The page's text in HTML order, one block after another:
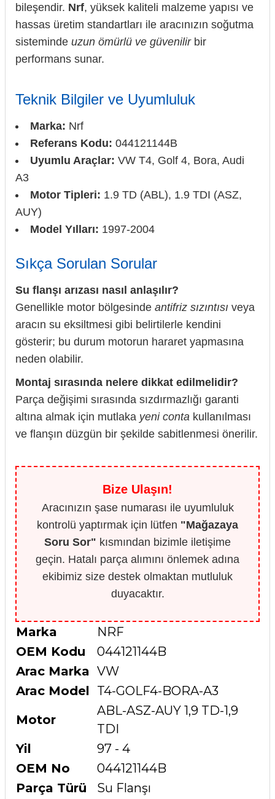
bileşendir. Nrf, yüksek kaliteli malzeme yapısı ve
hassas üretim standartları ile aracınızın soğutma
sisteminde uzun ömürlü ve güvenilirbir
performans sunar.
Teknik Bilgiler ve Uyumluluk
Marka: Nrf
Referans Kodu: 044121144B
Uyumlu Araçlar: VW T4, Golf 4, Bora, Audi
A3
Motor Tipleri: 1.9 TD (ABL), 1.9 TDI (ASZ,
AUY)
Model Yılları: 1997-2004
Sıkça Sorulan Sorular
Su flanşı arızası nasıl anlaşılır?
Genellikle motor bölgesinde antifriz sızıntısı veya
aracın su eksiltmesi gibi belirtilerle kendini
gösterir; bu durum motorun hararet yapmasına
neden olabilir.
Montaj sırasında nelere dikkat edilmelidir?
Parça değişimi sırasında sızdırmazlığı garanti
altına almak için mutlaka yeni conta kullanılması
ve flanşın düzgün bir şekilde sabitlenmesi önerilir.
Bize Ulaşın!
Aracınızın şase numarası ile uyumluluk
kontrolü yaptırmak için lütfen "Mağazaya
Soru Sor" kısmından bizimle iletişime
geçin. Hatalı parça alımını önlemek adına
ekibimiz size destek olmaktan mutluluk
duyacaktır.
Marka
NRF
OEM Kodu
044121144B
Arac Marka VW
Arac Model T4-GOLF4-BORA-A3
Motor
ABL-ASZ-AUY 1,9 TD-1,9
TDI
Yil
97 - 4
OEM No
044121144B
Parça Türü
Su Flanşı